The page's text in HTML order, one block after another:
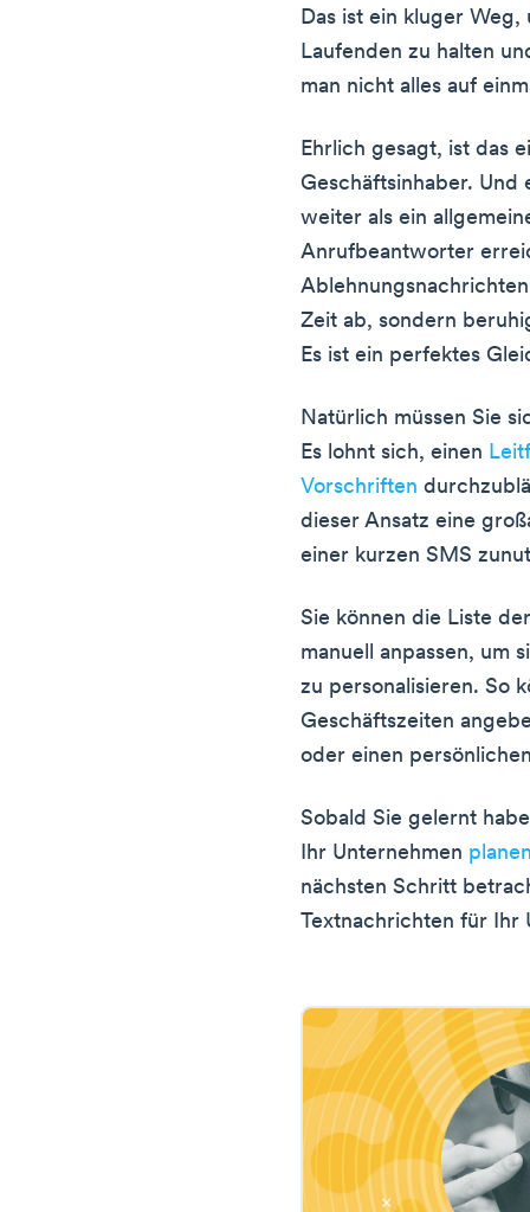
Das ist ein kluger
Laufenden zu halten
man nicht alles auf
Ehrlich gesagt, ist das
Geschäftsinhaber.
weiter als ein
Anrufbeantworter
Zeit ab, sondern
Es ist ein perfektes
Natürlich müssen Sie
Es lohnt sich, einen
Vorschriften
dieser Ansatz eine
einer kurzen SMS
Sie können die Liste
manuell anpassen, um
zu personalisieren. So
Geschäftszeiten
oder einen
Sobald Sie gelernt
Ihr Unternehmen
nächsten Schritt
Textnachrichten für Ihr